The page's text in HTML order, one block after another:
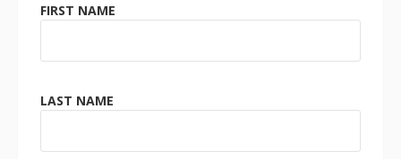
FIRST NAME
LAST NAME